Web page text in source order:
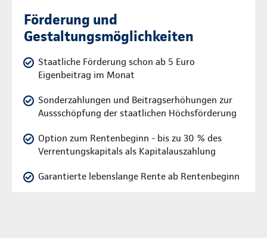
Förderung und
Gestaltungsmöglichkeiten
Staatliche Förderung schon ab 5 Euro
Eigenbeitrag im Monat
Sonderzahlungen und Beitragserhöhungen zur
Aussschöpfung der staatlichen Höchsförderung
Option zum Rentenbeginn - bis zu 30 % des
Verrentungskapitals als Kapitalauszahlung
Garantierte lebenslange Rente ab Rentenbeginn